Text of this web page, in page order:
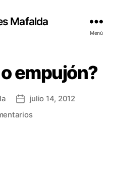
Mafalda
Menú
empujón?
Fecha
de
julio 14, 2012
en